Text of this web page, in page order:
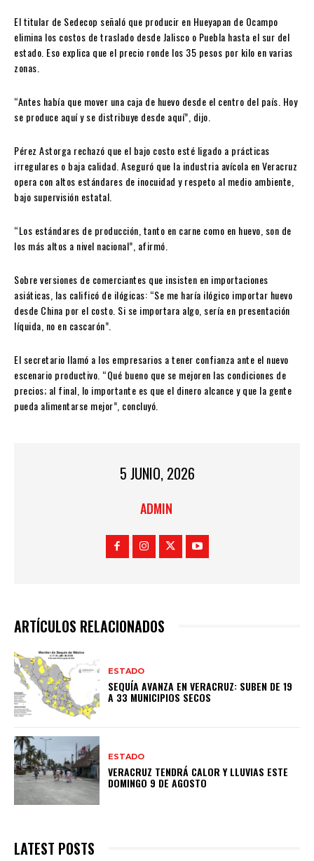
El titular de Sedecop señaló que producir en Hueyapan de Ocampo
elimina los costos de traslado desde Jalisco o Puebla hasta el sur del
estado. Eso explica que el precio ronde los 35 pesos por kilo en varias
zonas.
“Antes había que mover una caja de huevo desde el centro del país. Hoy
se produce aquí y se distribuye desde aquí”, dijo.
Pérez Astorga rechazó que el bajo costo esté ligado a prácticas
irregulares o baja calidad. Aseguró que la industria avícola en Veracruz
opera con altos estándares de inocuidad y respeto al medio ambiente,
bajo supervisión estatal.
“Los estándares de producción, tanto en carne como en huevo, son de
los más altos a nivel nacional”, afirmó.
Sobre versiones de comerciantes que insisten en importaciones
asiáticas, las calificó de ilógicas: “Se me haría ilógico importar huevo
desde China por el costo. Si se importara algo, sería en presentación
líquida, no en cascarón”.
El secretario llamó a los empresarios a tener confianza ante el nuevo
escenario productivo. “Qué bueno que se mejoren las condiciones de
precios; al final, lo importante es que el dinero alcance y que la gente
pueda alimentarse mejor”, concluyó.
5 JUNIO, 2026
ADMIN
ARTÍCULOS RELACIONADOS
ESTADO
SEQUÍA AVANZA EN VERACRUZ: SUBEN DE 19
A 33 MUNICIPIOS SECOS
ESTADO
VERACRUZ TENDRÁ CALOR Y LLUVIAS ESTE
DOMINGO 9 DE AGOSTO
LATEST POSTS